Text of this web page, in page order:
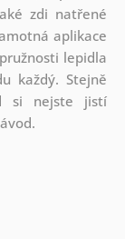
zdi natřené
aplikace
lepidla
každý. Stejně
si nejste jistí